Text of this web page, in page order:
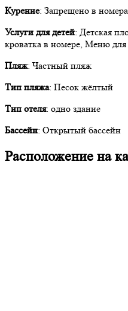
Курение: Запрещено в
Услуги для детей: Детская
кроватка в номере, Меню для
Пляж: Частный пляж
Тип пляжа: Песок жёлтый
Тип отеля: одно здание
Бассейн: Открытый бассейн
Расположение на